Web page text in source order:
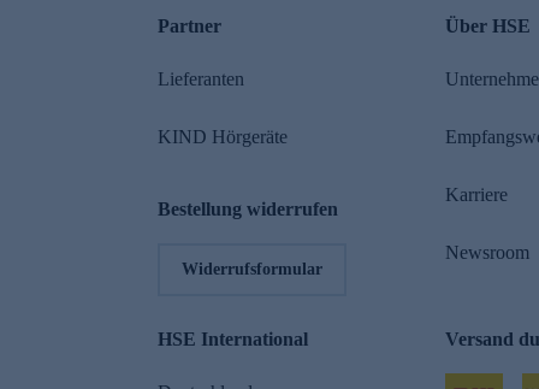
Partner
Lieferanten
KIND Hörgeräte
Bestellung widerrufen
Widerrufsformular
Über HSE
Karriere
Newsroom
HSE International Versand